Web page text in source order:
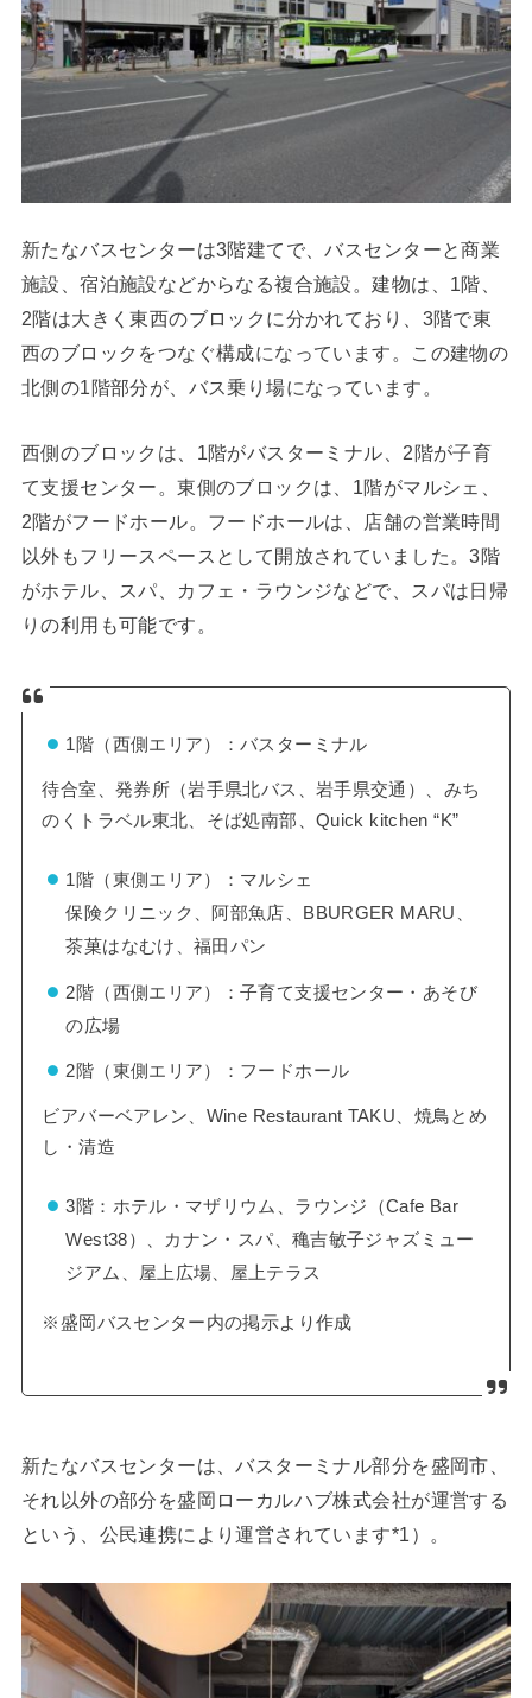
新たなバスセンターは3階建てで、バスセンターと商業
施設、宿泊施設などからなる複合施設。建物は、1階、
2階は大きく東西のブロックに分かれており、3階で東
西のブロックをつなぐ構成になっています。この建物の
北側の1階部分が、バス乗り場になっています。
西側のブロックは、1階がバスターミナル、2階が子育
て支援センター。東側のブロックは、1階がマルシェ、
2階がフードホール。フードホールは、店舗の営業時間
以外もフリースペースとして開放されていました。3階
がホテル、スパ、カフェ・ラウンジなどで、スパは日帰
りの利用も可能です。
1階（西側エリア）：バスターミナル
待合室、発券所（岩手県北バス、岩手県交通）、みち
のくトラベル東北、そば処南部、Quick kitchen “K”
1階（東側エリア）：マルシェ
保険クリニック、阿部魚店、BBURGER MARU、
茶菓はなむけ、福田パン
2階（西側エリア）：子育て支援センター・あそび
の広場
2階（東側エリア）：フードホール
ビアバーベアレン、Wine Restaurant TAKU、焼鳥とめ
し・清造
3階：ホテル・マザリウム、ラウンジ（Cafe Bar
West38）、カナン・スパ、穐吉敏子ジャズミュー
ジアム、屋上広場、屋上テラス
※盛岡バスセンター内の掲示より作成
新たなバスセンターは、バスターミナル部分を盛岡市、
それ以外の部分を盛岡ローカルハブ株式会社が運営する
という、公民連携により運営されています*1）。